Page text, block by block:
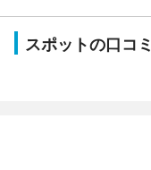
スポットの口コミ